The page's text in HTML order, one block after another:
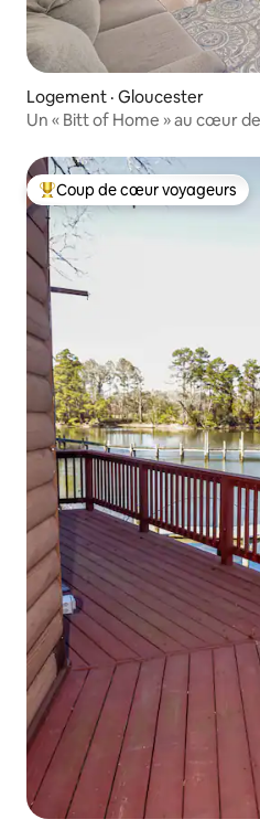
Logement · Gloucester
Un « Bitt of Home » au cœur
Coup de cœur voyageurs
Coup de cœur voyageurs